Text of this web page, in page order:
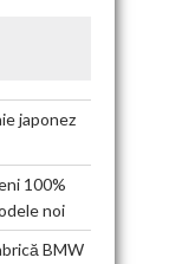
japonez
100%
noi
BMW